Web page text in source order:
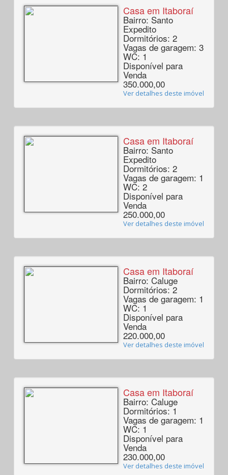
Casa em Itaboraí
Bairro: Santo
Expedito
Dormitórios: 2
Vagas de garagem: 3
WC: 1
Disponível para
Venda
350.000,00
Ver detalhes deste imóvel
Casa em Itaboraí
Bairro: Santo
Expedito
Dormitórios: 2
Vagas de garagem: 1
WC: 2
Disponível para
Venda
250.000,00
Ver detalhes deste imóvel
Casa em Itaboraí
Bairro: Caluge
Dormitórios: 2
Vagas de garagem: 1
WC: 1
Disponível para
Venda
220.000,00
Ver detalhes deste imóvel
Casa em Itaboraí
Bairro: Caluge
Dormitórios: 1
Vagas de garagem: 1
WC: 1
Disponível para
Venda
230.000,00
Ver detalhes deste imóvel